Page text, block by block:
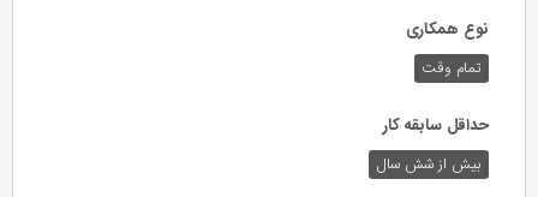
نوع همکاری
تمام وقت
حداقل سابقه کار
بیش از شش سال